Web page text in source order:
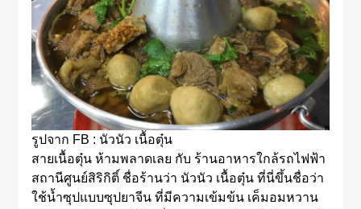
รูปจาก FB : นัวนัว เนื้อตุ๋น
สายเนื้อตุ๋น ห้ามพลาดเลย กับ ร้านอาหารใกล้รถไฟฟ้า
สถานีศูนย์สิริกิติ์ ชื่อร้านว่า นัวนัว เนื้อตุ๋น ที่นี่ขึ้นชื่อว่า
ใช้น้ำซุปแบบซุปยาจีน ที่มีความเข้มข้น เค็มอมหวาน